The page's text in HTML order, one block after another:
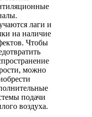
лаги и
на наличие
Чтобы
можно
подачи
воздуха.